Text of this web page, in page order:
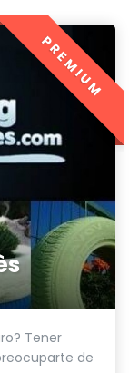
Tener
de
PREMIUM